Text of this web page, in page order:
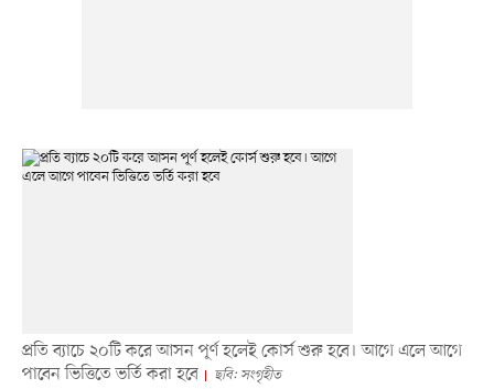
প্রতি ব্যাচে ২০টি করে আসন পূর্ণ হলেই কোর্স শুরু হবে। আগে এলে আগে
পাবেন ভিত্তিতে ভর্তি করা হবে
ছবি: সংগৃহীত